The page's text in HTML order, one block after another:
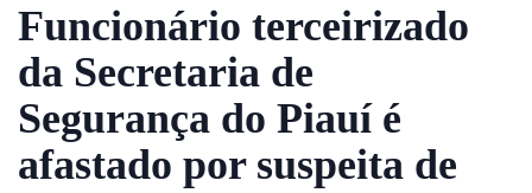
Funcionário terceirizado
da Secretaria de
Segurança do Piauí é
afastado por suspeita de